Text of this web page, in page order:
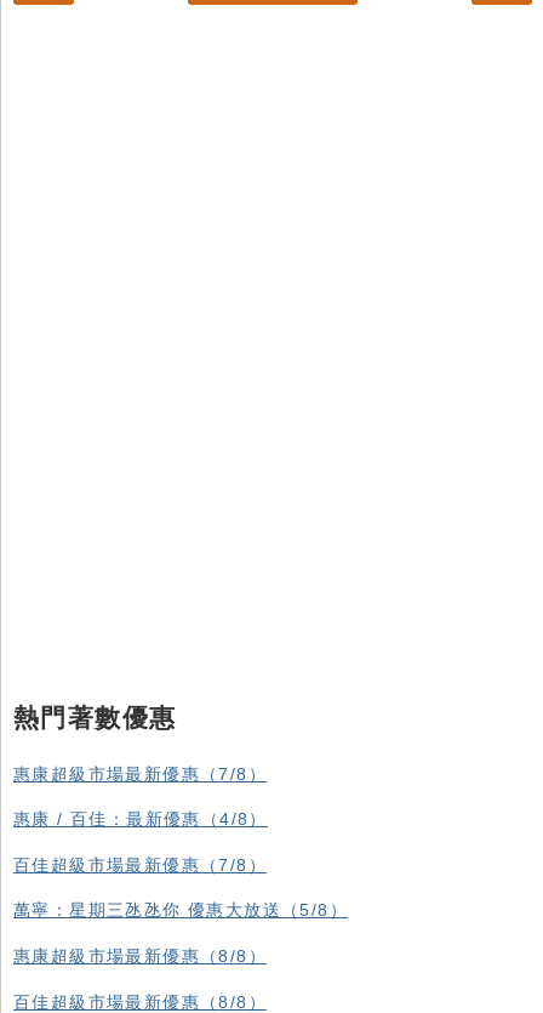
熱門著數優惠
惠康超級市場最新優惠（7/8）
惠康 / 百佳：最新優惠（4/8）
百佳超級市場最新優惠（7/8）
萬寧：星期三氹氹你 優惠大放送（5/8）
惠康超級市場最新優惠（8/8）
百佳超級市場最新優惠（8/8）